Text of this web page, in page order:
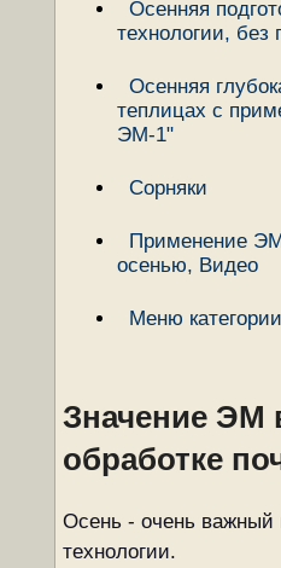
Осенняя
технологии, без
Осенняя
теплицах с
ЭМ-1"
Сорняки
Применение
осенью, Видео
Меню
Значение ЭМ
обработке
Осень - очень
технологии.